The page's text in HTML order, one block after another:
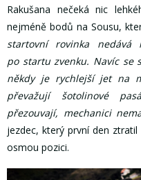
Rakušana nečeká nic
nejméně bodů na Sousu,
startovní rovinka
po startu zvenku. Navíc se
někdy je rychlejší jet na
převažují šotolinové
přezouvají, mechanici
jezdec, který první den
osmou pozici.